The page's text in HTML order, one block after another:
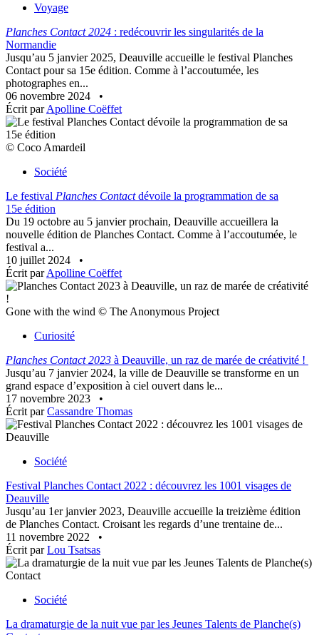
Voyage
Planches Contact 2024 : redécouvrir les singularités de la
Normandie
Jusqu’au 5 janvier 2025, Deauville accueille le festival Planches
Contact pour sa 15e édition. Comme à l’accoutumée, les
photographes en...
06 novembre 2024
•
Écrit parApolline Coëffet
© Coco Amardeil
Société
Le festival Planches Contactdévoile la programmation de sa
15e édition
Du 19 octobre au 5 janvier prochain, Deauville accueillera la
nouvelle édition de Planches Contact. Comme à l’accoutumée, le
festival a...
10 juillet 2024
•
Écrit parApolline Coëffet
Gone with the wind © The Anonymous Project
Curiosité
Planches Contact 2023 à Deauville, un raz de marée de créativité !
Jusqu’au 7 janvier 2024, la ville de Deauville se transforme en un
grand espace d’exposition à ciel ouvert dans le...
17 novembre 2023
•
Écrit parCassandre Thomas
Société
Festival Planches Contact 2022 : découvrez les 1001 visages de
Deauville
Jusqu’au 1er janvier 2023, Deauville accueille la treizième édition
de Planches Contact. Croisant les regards d’une trentaine de...
11 novembre 2022
•
Écrit parLou Tsatsas
Société
La dramaturgie de la nuit vue par les Jeunes Talents de Planche(s)